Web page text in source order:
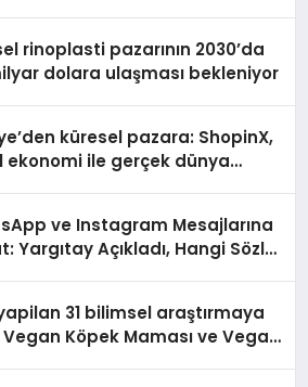
rinoplasti pazarının 2030’da
dolara ulaşması bekleniyor
küresel pazara: ShopinX,
ekonomi ile gerçek dünya
ve Instagram Mesajlarına
Yargıtay Açıkladı, Hangi Sözler
31 bilimsel araştırmaya
Köpek Maması ve Vegan